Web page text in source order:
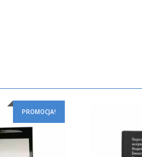
PROMOCJA!